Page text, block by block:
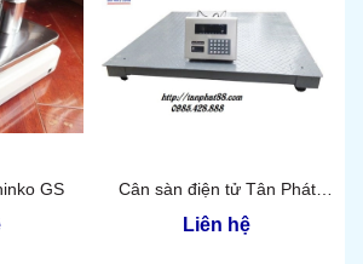
GS
Cân sàn điện tử Tân Phát
XK3118K8
Liên hệ